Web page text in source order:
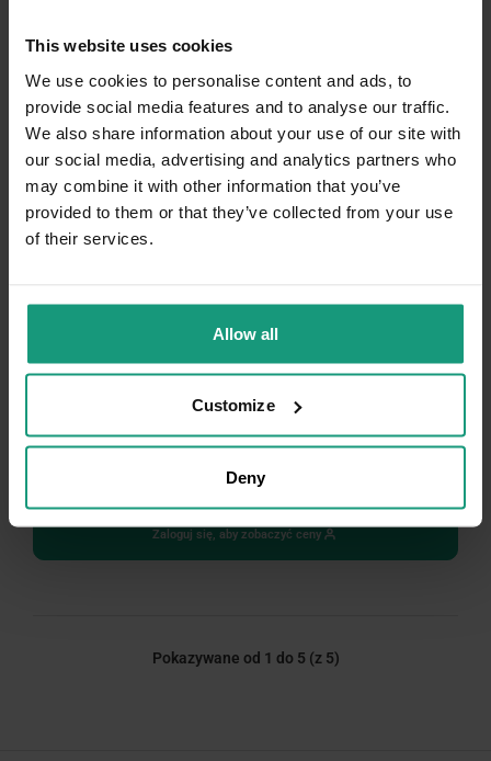
This website uses cookies
We use cookies to personalise content and ads, to
provide social media features and to analyse our traffic.
We also share information about your use of our site with
our social media, advertising and analytics partners who
may combine it with other information that you’ve
provided to them or that they’ve collected from your use
of their services.
Allow all
Customize
Deny
VET EXPERT ODOR SOLUTION FRESH SCENT
SPRAY ANIMAL ODOR ELIMINATOR -
neutralizator...
Zaloguj się, aby zobaczyć ceny
Pokazywane od 1 do 5 (z 5)